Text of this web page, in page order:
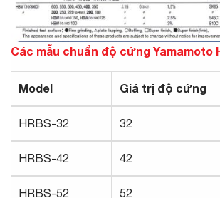
Các mẫu chuẩn độ cứng Yamamoto
Model Giá trị độ cứng
HRBS-32 32
HRBS-42 42
HRBS-52 52